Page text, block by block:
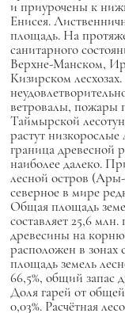
и приурочены к
Енисея.
площадь. На
санитарного
Верхне-Манском,
Кизирском
ветровалы, пожары
Таймырской
растут
граница древесной
наиболее далеко.
лесной остров
северное в мире
Общая площадь
составляет 25,6 млн.
древесины на
расположен в зонах
площадь земель
66,5%, общий запас
Доля гарей от
0,03%. Расчётная